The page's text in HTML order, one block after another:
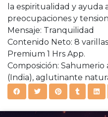
la espiritualidad y ayuda
preocupaciones y
Mensaje: Tranquilidad
Contenido Neto: 8
Premium 1 Hrs App.
Composición:
(India), aglutinante